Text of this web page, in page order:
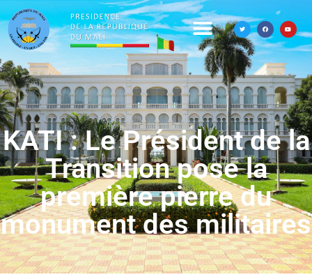
KATI : Le Président de la
Transition pose la
première pierre du
monument des militaires